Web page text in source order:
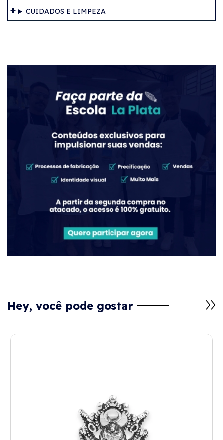
CUIDADOS E LIMPEZA
Hey, você pode gostar